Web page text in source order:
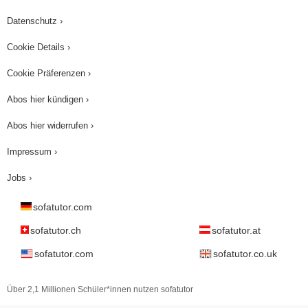
eure Aufmerksamkeit. Alles Gute - auf
Wiedersehen!
Datenschutz ›
Cookie Details ›
Cookie Präferenzen ›
Abos hier kündigen ›
Abos hier widerrufen ›
Impressum ›
Jobs ›
sofatutor.com
sofatutor.ch sofatutor.at
sofatutor.com sofatutor.co.uk
Über 2,1 Millionen Schüler*innen nutzen sofatutor